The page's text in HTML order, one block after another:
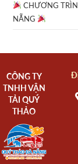
CHƯƠNG
NẴNG
CÔNG TY
TNHH VẬN
TẢI QUÝ
THẢO